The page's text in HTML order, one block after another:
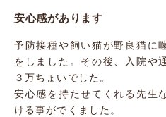
安心感があります
予防接種や飼い猫が野良猫に
をしました。その後、入院や
３万ちょいでした。
安心感を持たせてくれる先生
ける事がでくました。